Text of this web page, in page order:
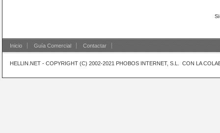
Inicio Guía Comercial Contactar
HELLIN.NET - COPYRIGHT (C) 2002-2021 PHOBOS INTERNET, S.L. CON LA